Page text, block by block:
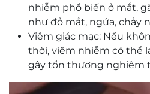
nhiễm phổ biến ở mắt,
như đỏ mắt, ngứa, chảy
Viêm giác mạc: Nếu
thời, viêm nhiễm có thể
gây tổn thương nghiêm